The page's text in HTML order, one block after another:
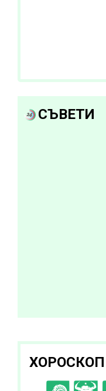
СЪВЕТИ
ХОРОСКОП